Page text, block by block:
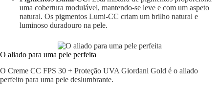
uma cobertura modulável, mantendo-se leve e com um aspeto
natural. Os pigmentos Lumi-CC criam um brilho natural e
luminoso duradouro na pele.
O aliado para uma pele perfeita
O Creme CC FPS 30 + Proteção UVA Giordani Gold é o aliado
perfeito para uma pele deslumbrante.